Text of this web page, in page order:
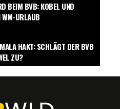
BEIM BVB: KOBEL UND
WM-URLAUB
HAKT: SCHLÄGT DER BVB
ZU?